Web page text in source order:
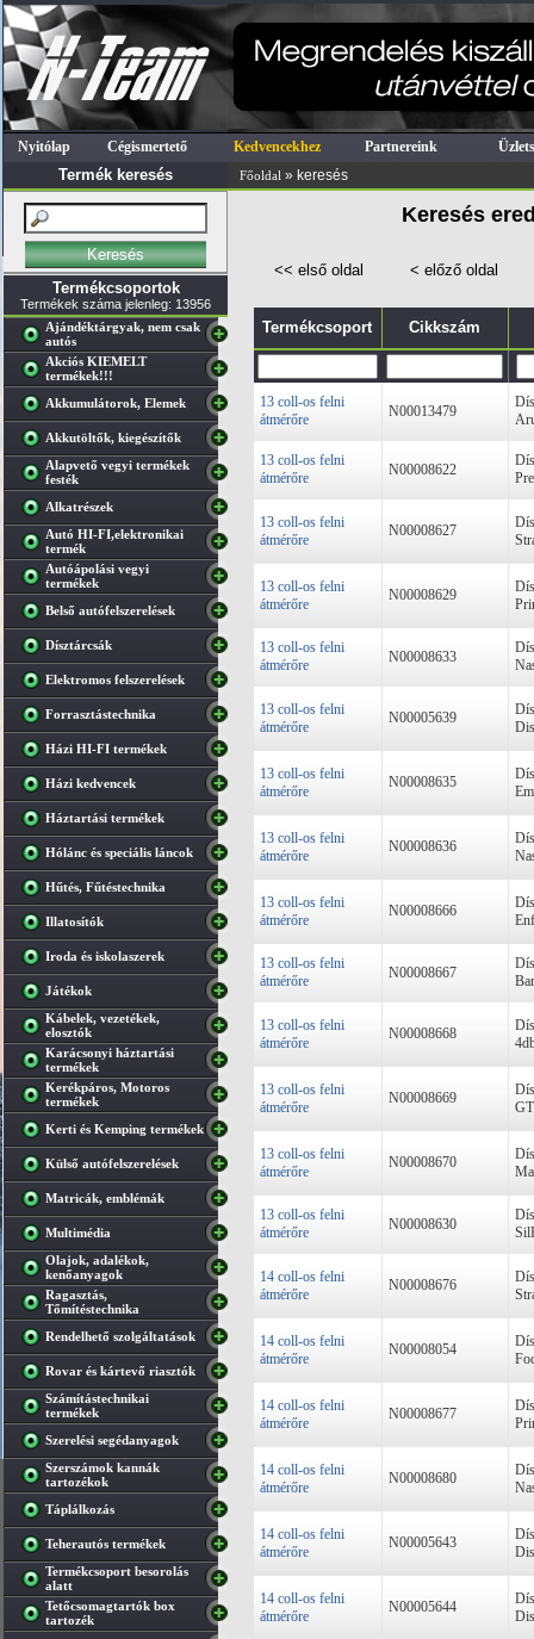
Nyitólap Cégismertető Kedvencekhez Partnereink
Termék keresés Főoldal » keresés
Termékcsoportok
Termékek száma jelenleg: 13956
Ajándéktárgyak, nem csak
autós
Akciós KIEMELT
termékek!!!
Akkumulátorok, Elemek
Akkutöltők, kiegészítők
Alapvető vegyi termékek
festék
Alkatrészek
Autó HI-FI,elektronikai
termék
Autóápolási vegyi
termékek
Belső autófelszerelések
Dísztárcsák
Elektromos felszerelések
Forrasztástechnika
Házi HI-FI termékek
Házi kedvencek
Háztartási termékek
Hólánc és speciális láncok
Hűtés, Fűtéstechnika
Illatosítók
Iroda és iskolaszerek
Játékok
Kábelek, vezetékek,
elosztók
Karácsonyi háztartási
termékek
Kerékpáros, Motoros
termékek
Kerti és Kemping termékek
Külső autófelszerelések
Matricák, emblémák
Multimédia
Olajok, adalékok,
kenőanyagok
Ragasztás,
Tőmítéstechnika
Rendelhető szolgáltatások
Rovar és kártevő riasztók
Számítástechnikai
termékek
Szerelési segédanyagok
Szerszámok kannák
tartozékok
Táplálkozás
Teherautós termékek
Termékcsoport besorolás
alatt
Tetőcsomagtartók box
tartozék
Keresés
<< első oldal < előző oldal
Termékcsoport Cikkszám
13 coll-os felni
átmérőre
N00013479
13 coll-os felni
átmérőre
N00008622
13 coll-os felni
átmérőre
N00008627
13 coll-os felni
átmérőre
N00008629
13 coll-os felni
átmérőre
N00008633
13 coll-os felni
átmérőre
N00005639
13 coll-os felni
átmérőre
N00008635
13 coll-os felni
átmérőre
N00008636
13 coll-os felni
átmérőre
N00008666
13 coll-os felni
átmérőre
N00008667
13 coll-os felni
átmérőre
N00008668
13 coll-os felni
átmérőre
N00008669
13 coll-os felni
átmérőre
N00008670
13 coll-os felni
átmérőre
N00008630
14 coll-os felni
átmérőre
N00008676
14 coll-os felni
átmérőre
N00008054
14 coll-os felni
átmérőre
N00008677
14 coll-os felni
átmérőre
N00008680
14 coll-os felni
átmérőre
N00005643
14 coll-os felni
átmérőre
N00005644